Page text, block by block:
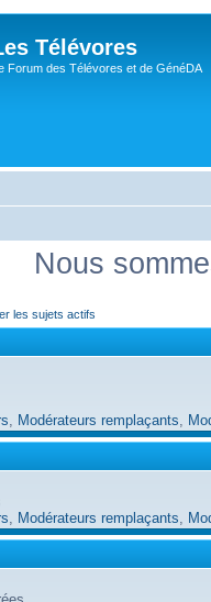
Télévores
Forum des Télévores et de GénéDA
Nous
les sujets actifs
Modérateurs remplaçants
Modérateurs remplaçants